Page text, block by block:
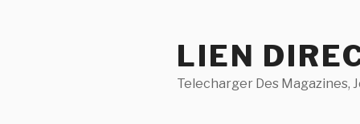
LIEN
Telecharger Des Magazines,